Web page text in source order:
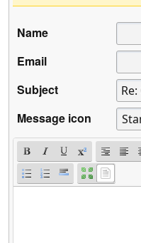
Name
Email
Subject
Message icon